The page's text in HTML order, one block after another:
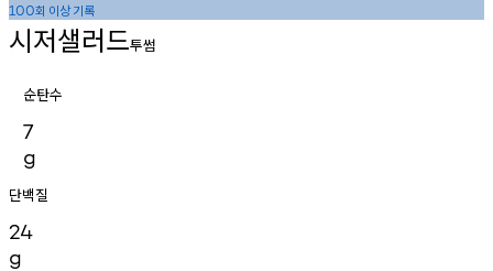
100회 이상기록
시저샐러드투썸
순탄수
7
g
단백질
24
g